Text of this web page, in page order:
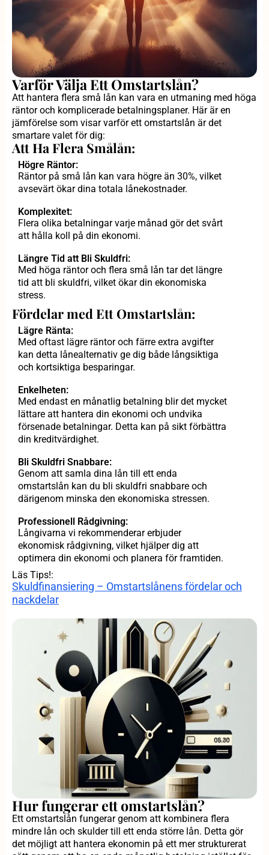
Varför Välja Ett Omstartslån?
Att hantera flera små lån kan vara en utmaning med höga
räntor och komplicerade betalningsplaner. Här är en
jämförelse som visar varför ett omstartslån är det
smartare valet för dig:
Att Ha Flera Smålån:
Högre Räntor:
Räntor på små lån kan vara högre än 30%, vilket
avsevärt ökar dina totala lånekostnader.
Komplexitet:
Flera olika betalningar varje månad gör det svårt
att hålla koll på din ekonomi.
Längre Tid att Bli Skuldfri:
Med höga räntor och flera små lån tar det längre
tid att bli skuldfri, vilket ökar din ekonomiska
stress.
Fördelar med Ett Omstartslån:
Lägre Ränta:
Med oftast lägre räntor och färre extra avgifter
kan detta lånealternativ ge dig både långsiktiga
och kortsiktiga besparingar.
Enkelheten:
Med endast en månatlig betalning blir det mycket
lättare att hantera din ekonomi och undvika
försenade betalningar. Detta kan på sikt förbättra
din kreditvärdighet.
Bli Skuldfri Snabbare:
Genom att samla dina lån till ett enda
omstartslån kan du bli skuldfri snabbare och
därigenom minska den ekonomiska stressen.
Professionell Rådgivning:
Långivarna vi rekommenderar erbjuder
ekonomisk rådgivning, vilket hjälper dig att
optimera din ekonomi och planera för framtiden.
Läs Tips!:
Skuldfinansiering – Omstartslånens fördelar och
nackdelar
Hur fungerar ett omstartslån?
Ett omstartslån fungerar genom att kombinera flera
mindre lån och skulder till ett enda större lån. Detta gör
det möjligt att hantera ekonomin på ett mer strukturerat